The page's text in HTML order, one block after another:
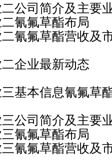
司简介及主要
氟草酯布局
草酯营收及市
业最新动态
信息氰氟草酯
司简介及主要
氟草酯布局
草酯营收及市